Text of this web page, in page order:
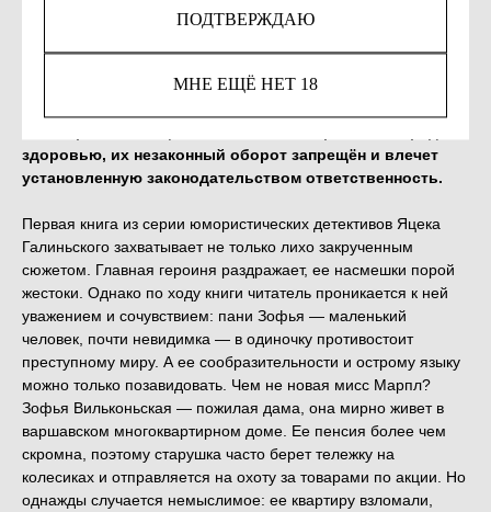
ПОДТВЕРЖДАЮ
МНЕ ЕЩЁ НЕТ 18
здоровью, их незаконный оборот запрещён и влечет
установленную законодательством ответственность.
Первая книга из серии юмористических детективов Яцека
Галиньского захватывает не только лихо закрученным
сюжетом. Главная героиня раздражает, ее насмешки порой
жестоки. Однако по ходу книги читатель проникается к ней
уважением и сочувствием: пани Зофья — маленький
человек, почти невидимка — в одиночку противостоит
преступному миру. А ее сообразительности и острому языку
можно только позавидовать. Чем не новая мисс Марпл?
Зофья Вильконьская — пожилая дама, она мирно живет в
варшавском многоквартирном доме. Ее пенсия более чем
скромна, поэтому старушка часто берет тележку на
колесиках и отправляется на охоту за товарами по акции. Но
однажды случается немыслимое: ее квартиру взломали,